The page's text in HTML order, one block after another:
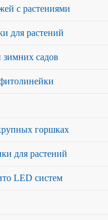
с растениями
для растений
садов
горшках
для растений
LED систем